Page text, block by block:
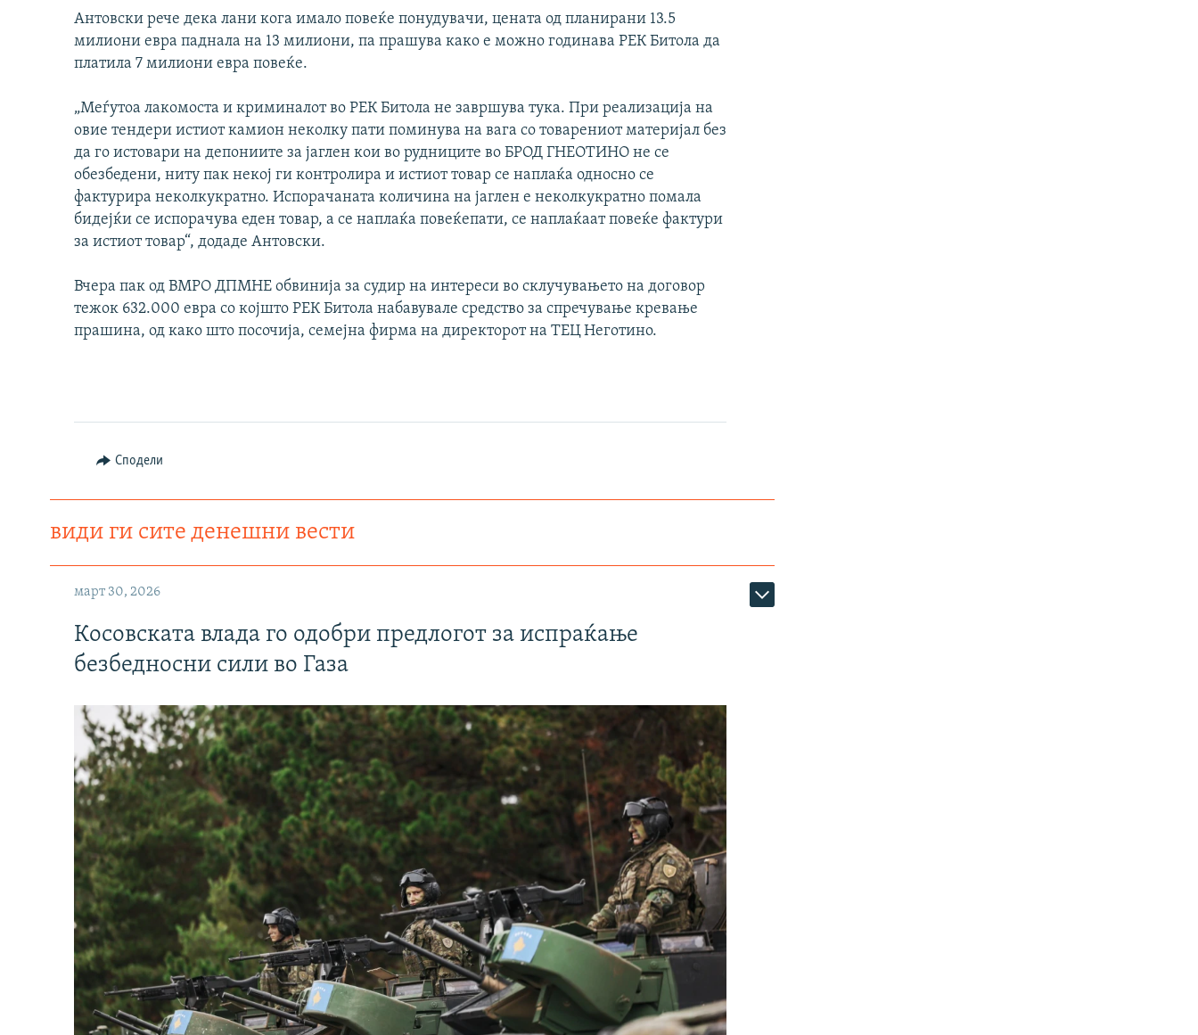
Антовски рече дека лани кога имало повеќе понудувачи, цената од планирани 13.5
милиони евра паднала на 13 милиони, па прашува како е можно годинава РЕК Битола да
платила 7 милиони евра повеќе.
„Меѓутоа лакомоста и криминалот во РЕК Битола не завршува тука. При реализација на
овие тендери истиот камион неколку пати поминува на вага со товарениот материјал без
да го истовари на депониите за јаглен кои во рудниците во БРОД ГНЕОТИНО не се
обезбедени, ниту пак некој ги контролира и истиот товар се наплаќа односно се
фактурира неколкукратно. Испорачаната количина на јаглен е неколкукратно помала
бидејќи се испорачува еден товар, а се наплаќа повеќепати, се наплаќаат повеќе фактури
за истиот товар“, додаде Антовски.
Вчера пак од ВМРО ДПМНЕ обвинија за судир на интереси во склучувањето на договор
тежок 632.000 евра со којшто РЕК Битола набавувале средство за спречување кревање
прашина, од како што посочија, семејна фирма на директорот на ТЕЦ Неготино.
Сподели
види ги сите денешни вести
март 30, 2026
Косовската влада го одобри предлогот за испраќање
безбедносни сили во Газа